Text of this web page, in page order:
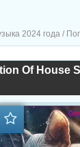
года / Популярная музыка / Рок - альтернативная музыка / Ретро музыка / Диско